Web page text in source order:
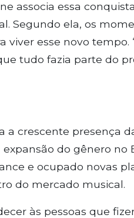
associa essa
Segundo ela, os
esse novo tempo.
tudo fazia parte do
crescente presença
do gênero no
e ocupado novas
do mercado musical.
às pessoas que